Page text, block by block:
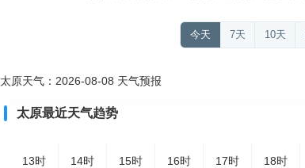
今天 7天 10天
太原天气：2026-08-08 天气预报
太原最近天气趋势
13时 14时 15时 16时 17时 18时